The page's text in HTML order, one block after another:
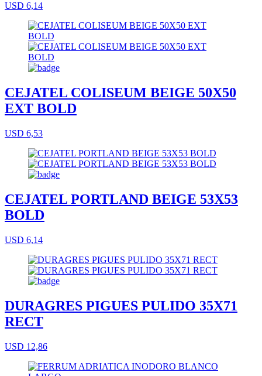
USD 6,14
CEJATEL COLISEUM BEIGE 50X50
EXT BOLD
USD 6,53
CEJATEL PORTLAND BEIGE 53X53
BOLD
USD 6,14
DURAGRES PIGUES PULIDO 35X71
RECT
USD 12,86